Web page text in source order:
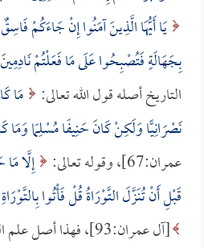
يَا أَيُّهَا الَّذِينَ آمَنُوا إِنْ جَاءَكُمْ
بِجَهَالَةٍ فَتُصْبِحُوا عَلَى مَا فَعَلْتُمْ نَادِمِينَ
التاريخ أصله قول الله تعالى: مَا
نَصْرَانِيًّا وَلَكِنْ كَانَ حَنِيفًا مُسْلِمًا وَمَا
عمران:67]، وقوله تعالى:
إِلَّا
قَبْلِ أَنْ تُنَزَّلَ التَّوْرَاةُ قُلْ فَأْتُوا
[آل عمران:93]، فهذا